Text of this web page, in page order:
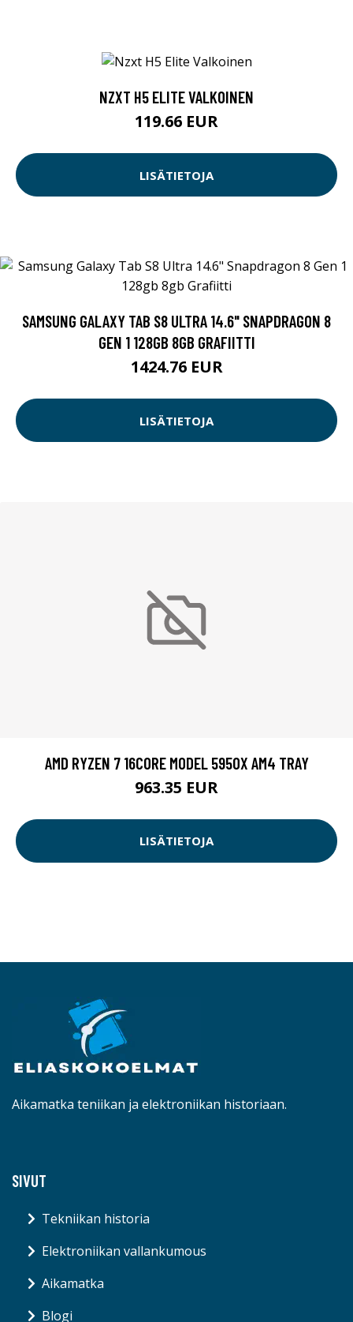
NZXT H5 ELITE VALKOINEN
119.66 EUR
LISÄTIETOJA
SAMSUNG GALAXY TAB S8 ULTRA 14.6" SNAPDRAGON 8
GEN 1 128GB 8GB GRAFIITTI
1424.76 EUR
LISÄTIETOJA
AMD RYZEN 7 16CORE MODEL 5950X AM4 TRAY
963.35 EUR
LISÄTIETOJA
Aikamatka teniikan ja elektroniikan historiaan.
SIVUT
Tekniikan historia
Elektroniikan vallankumous
Aikamatka
Blogi